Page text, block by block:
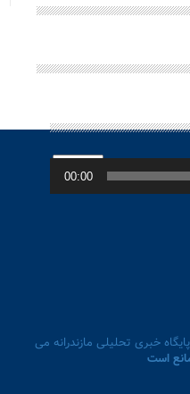
00:00
خبری تحلیلی مازندرانه می
است